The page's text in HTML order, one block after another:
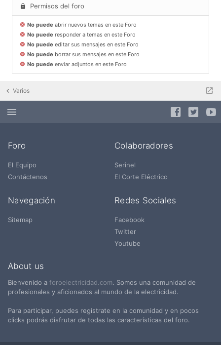
Permisos del foro
No puede abrir nuevos temas en este Foro
No puede responder a temas en este Foro
No puede editar sus mensajes en este Foro
No puede borrar sus mensajes en este Foro
No puede enviar adjuntos en este Foro
Varios
Foro
El Equipo
Contáctenos
Colaboradores
Serinel
El Corte Eléctrico
Navegación
Sitemap
Redes Sociales
Facebook
Twitter
Youtube
About us
Bienvenido a foroelectricidad.com. Somos una comunidad de
profesionales y aficionados al mundo de la electricidad.
Para participar, puedes registrate en la comunidad y en pocos
clicks podrás disfrutar de todas las características del foro.